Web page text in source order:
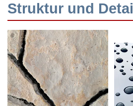
Struktur und Detail